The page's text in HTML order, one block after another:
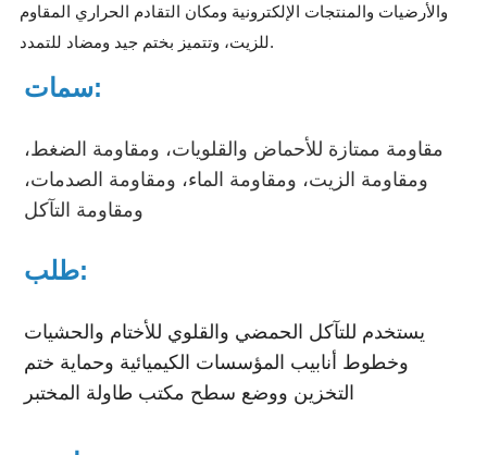
والأرضيات والمنتجات الإلكترونية ومكان التقادم الحراري المقاوم
للزيت، وتتميز بختم جيد ومضاد للتمدد.
سمات:
مقاومة ممتازة للأحماض والقلويات، ومقاومة الضغط،
ومقاومة الزيت، ومقاومة الماء، ومقاومة الصدمات،
ومقاومة التآكل
طلب:
يستخدم للتآكل الحمضي والقلوي للأختام والحشيات
وخطوط أنابيب المؤسسات الكيميائية وحماية ختم
التخزين ووضع سطح مكتب طاولة المختبر